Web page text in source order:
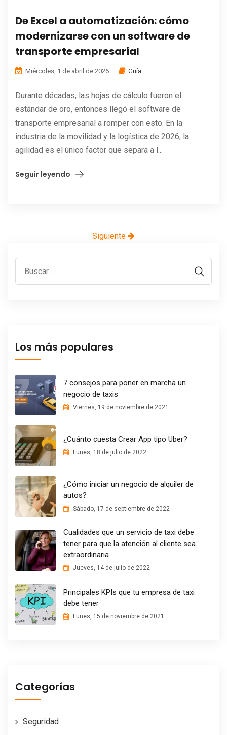
De Excel a automatización: cómo
modernizarse con un software de
transporte empresarial
Miércoles, 1 de abril de 2026 Guía
Durante décadas, las hojas de cálculo fueron el
estándar de oro, entonces llegó el software de
transporte empresarial a romper con esto. En la
industria de la movilidad y la logística de 2026, la
agilidad es el único factor que separa a l...
Seguir leyendo
Siguiente
Los más populares
7 consejos para poner en marcha un
negocio de taxis
Viernes, 19 de noviembre de 2021
¿Cuánto cuesta Crear App tipo Uber?
Lunes, 18 de julio de 2022
¿Cómo iniciar un negocio de alquiler de
autos?
Sábado, 17 de septiembre de 2022
Cualidades que un servicio de taxi debe
tener para que la atención al cliente sea
extraordinaria
Jueves, 14 de julio de 2022
Principales KPIs que tu empresa de taxi
debe tener
Lunes, 15 de noviembre de 2021
Categorías
Seguridad